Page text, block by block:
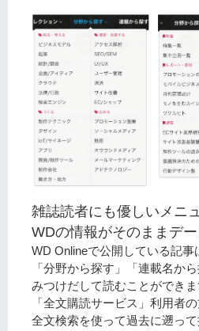
雑誌読者にも優しいメニ
WDの情報がそのままデー
WD Onlineで公開している記事
「分野から探す」「連載名か
みつけだして読むことができま
「全文購読サービス」利用者の
全文検索を使って過去に遡って